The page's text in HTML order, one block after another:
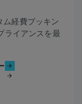
経費ブッキン
ライアンスを最
テル・コネクター